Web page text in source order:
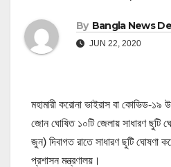
By Bangla News
JUN 22, 2020
মহামারী করোনা ভাইরাস বা কোভিড-১৯
জোন ঘোষিত ১০টি জেলায় সাধারণ ছুটি
জুন) দিবাগত রাতে সাধারণ ছুটি ঘোষণা
প্রশাসন মন্ত্রণালয়।